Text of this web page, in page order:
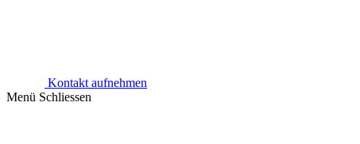
Kontakt aufnehmen
Menü Schliessen